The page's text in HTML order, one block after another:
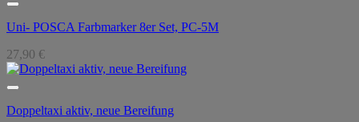
Uni- POSCA Farbmarker 8er Set, PC-5M
27,90 €
Doppeltaxi aktiv, neue Bereifung